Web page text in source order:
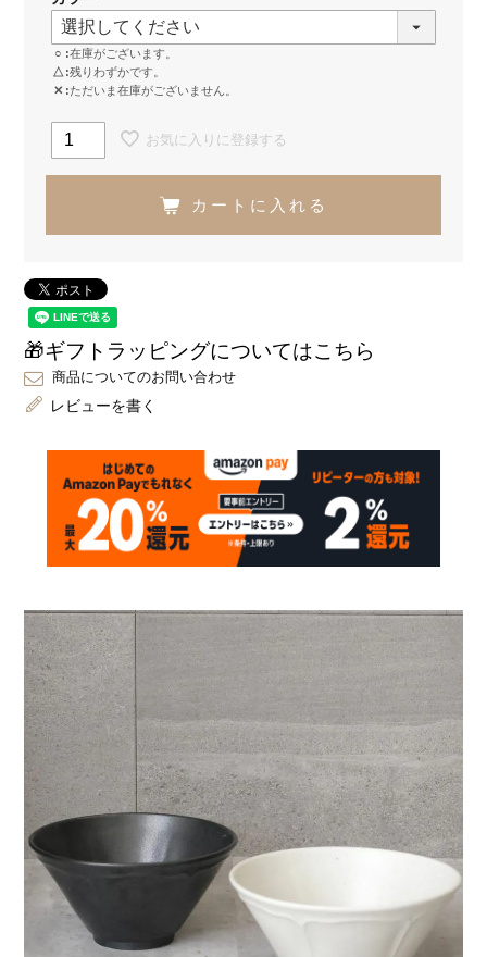
○
在庫がございます。
△ 残りわずかです。
✕
ただいま在庫がございません。
お気に入りに登録する
カートに入れる
🎁ギフトラッピングについてはこちら
商品についてのお問い合わせ
レビューを書く